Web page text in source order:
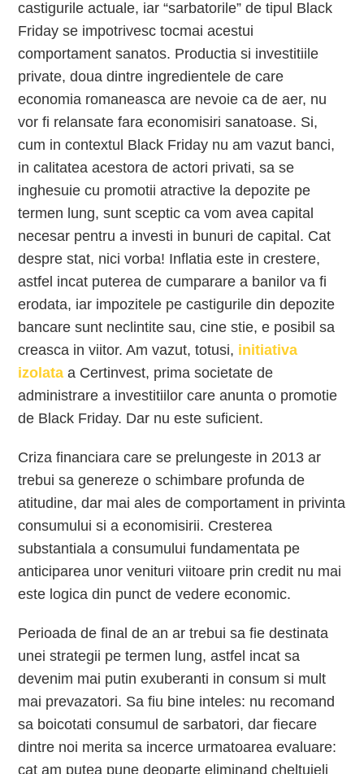
castigurile actuale, iar “sarbatorile” de tipul Black
Friday se impotrivesc tocmai acestui
comportament sanatos. Productia si investitiile
private, doua dintre ingredientele de care
economia romaneasca are nevoie ca de aer, nu
vor fi relansate fara economisiri sanatoase. Si,
cum in contextul Black Friday nu am vazut banci,
in calitatea acestora de actori privati, sa se
inghesuie cu promotii atractive la depozite pe
termen lung, sunt sceptic ca vom avea capital
necesar pentru a investi in bunuri de capital. Cat
despre stat, nici vorba! Inflatia este in crestere,
astfel incat puterea de cumparare a banilor va fi
erodata, iar impozitele pe castigurile din depozite
bancare sunt neclintite sau, cine stie, e posibil sa
creasca in viitor. Am vazut, totusi, initiativa
izolata a Certinvest, prima societate de
administrare a investitiilor care anunta o promotie
de Black Friday. Dar nu este suficient.
Criza financiara care se prelungeste in 2013 ar
trebui sa genereze o schimbare profunda de
atitudine, dar mai ales de comportament in privinta
consumului si a economisirii. Cresterea
substantiala a consumului fundamentata pe
anticiparea unor venituri viitoare prin credit nu mai
este logica din punct de vedere economic.
Perioada de final de an ar trebui sa fie destinata
unei strategii pe termen lung, astfel incat sa
devenim mai putin exuberanti in consum si mult
mai prevazatori. Sa fiu bine inteles: nu recomand
sa boicotati consumul de sarbatori, dar fiecare
dintre noi merita sa incerce urmatoarea evaluare:
cat am putea pune deoparte eliminand cheltuieli